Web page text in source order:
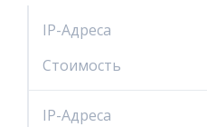
IP-Адреса
Стоимость
IP-Адреса